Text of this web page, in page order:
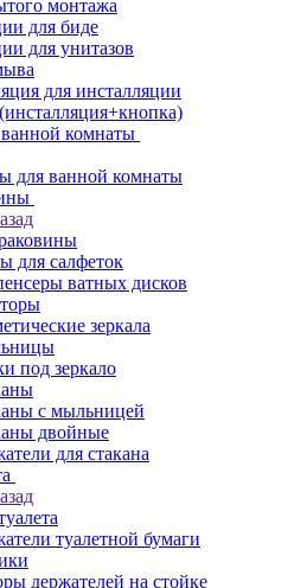
монтажа
для биде
для унитазов
для инсталляции
комнаты
для ванной комнаты
для салфеток
ватных дисков
зеркала
под зеркало
с мыльницей
двойные
для стакана
туалетной бумаги
держателей на стойке